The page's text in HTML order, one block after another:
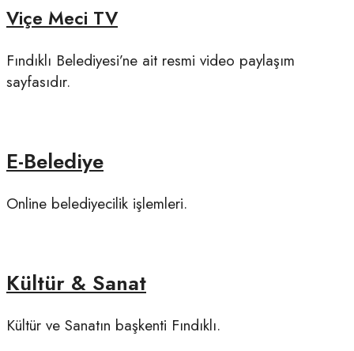
Viçe Meci TV
Fındıklı Belediyesi’ne ait resmi video paylaşım
sayfasıdır.
E-Belediye
Online belediyecilik işlemleri.
Kültür & Sanat
Kültür ve Sanatın başkenti Fındıklı.